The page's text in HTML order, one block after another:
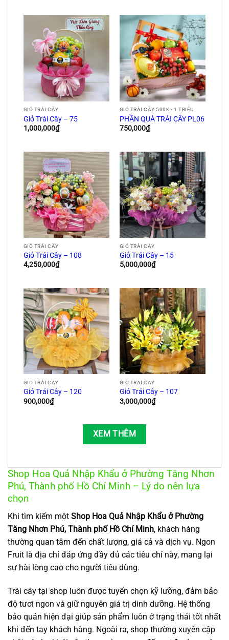
GIỎ TRÁI CÂY
Giỏ Trái Cây – 75
1,000,000₫
GIỎ TRÁI CÂY 500K - 1 TRIỆU
PHẦN QUÀ TRÁI CÂY PL06
750,000₫
GIỎ TRÁI CÂY
Giỏ Trái Cây – 108
4,250,000₫
GIỎ TRÁI CÂY
Giỏ Trái Cây – 15
5,000,000₫
GIỎ TRÁI CÂY
Giỏ Trái Cây – 120
900,000₫
GIỎ TRÁI CÂY
Giỏ Trái Cây – 107
3,000,000₫
XEM THÊM
Shop Hoa Quả Nhập Khẩu ở Phường Tăng Nhơn
Phú, Thành phố Hồ Chí Minh – Lý do nên lựa
chọn
Khi tìm kiếm một Shop Hoa Quả Nhập Khẩu ở Phường
Tăng Nhơn Phú, Thành phố Hồ Chí Minh, khách hàng
thường quan tâm đến chất lượng, giá cả và dịch vụ. Ngon
Fruit là địa chỉ đáp ứng đầy đủ các tiêu chí này, mang lại
sự hài lòng cao cho người tiêu dùng.
Trái cây tại shop luôn được tuyển chọn kỹ lưỡng, đảm bảo
độ tươi ngon và giữ nguyên giá trị dinh dưỡng. Hệ thống
bảo quản hiện đại giúp sản phẩm luôn ở trạng thái tốt nhất
khi đến tay khách hàng. Ngoài ra, shop thường xuyên cập